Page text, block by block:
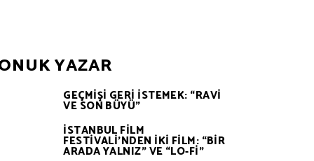
YAZAR
GEÇMİŞİ GERİ İSTEMEK: “RAVİ
VE SON BÜYÜ”
İSTANBUL FİLM
FESTİVALİ’NDEN İKİ FİLM: “BİR
ARADA YALNIZ” VE “LO-Fİ”